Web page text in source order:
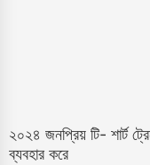
২০২৪ জনপ্রিয় টি- শার্ট
ব্যবহার করে